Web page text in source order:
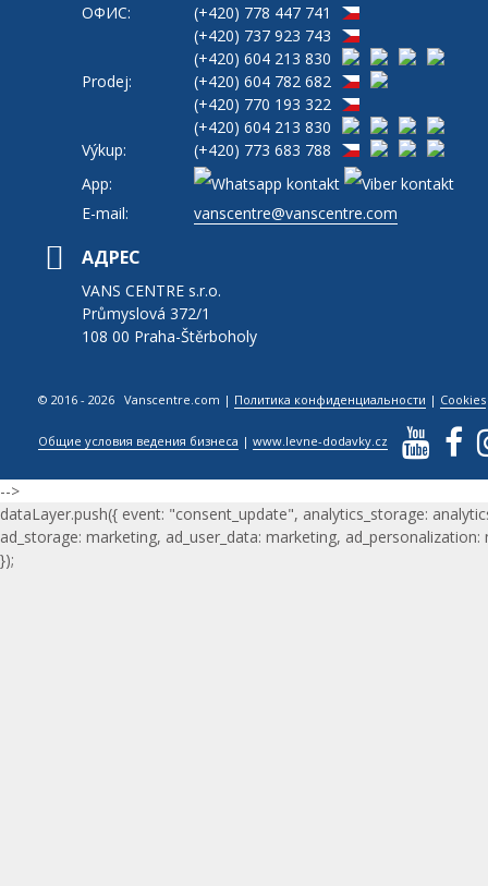
ОФИС: (+420) 778 447 741
(+420) 737 923 743
(+420) 604 213 830
Prodej:
(+420) 604 782 682
(+420) 770 193 322
(+420) 604 213 830
Výkup:
(+420) 773 683 788
App:
E-mail:
vanscentre@vanscentre.com
АДРЕС
VANS CENTRE s.r.o.
Průmyslová 372/1
108 00 Praha-Štěrboholy
© 2016 - 2026 Vanscentre.com | Политика конфиденциальности | Cookies
Общие условия ведения бизнеса |www.levne-dodavky.cz
-->
dataLayer.push({ event: "consent_update", analytics_storage:
ad_storage: marketing, ad_user_data: marketing, ad_personalization:
});